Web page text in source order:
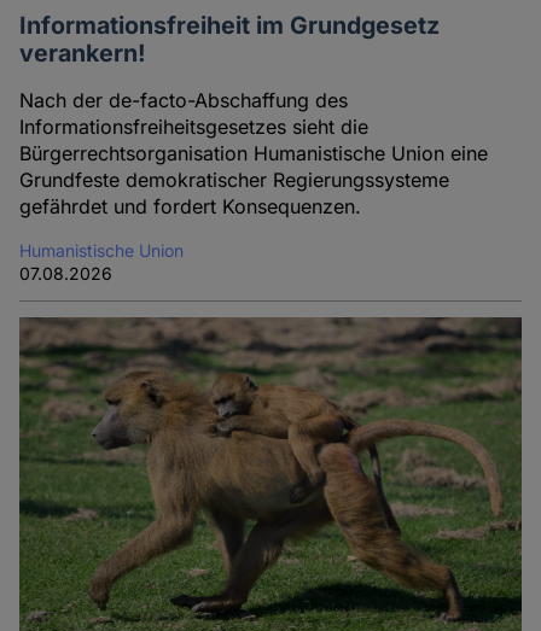
Informationsfreiheit im Grundgesetz
verankern!
Nach der de-facto-Abschaffung des
Informationsfreiheitsgesetzes sieht die
Bürgerrechtsorganisation Humanistische Union eine
Grundfeste demokratischer Regierungssysteme
gefährdet und fordert Konsequenzen.
Humanistische Union
07.08.2026